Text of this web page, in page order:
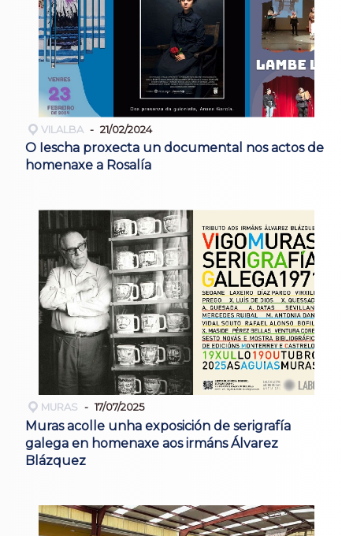
VILALBA 21/02/2024
O Iescha proxecta un documental nos actos de
homenaxe a Rosalía
MURAS 17/07/2025
Muras acolle unha exposición de serigrafía
galega en homenaxe aos irmáns Álvarez
Blázquez